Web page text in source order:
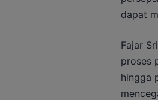
dapat
Fajar
proses
hingga